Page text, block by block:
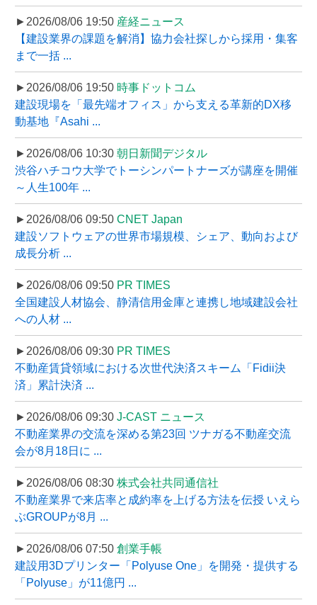
►2026/08/06 19:50 産経ニュース
【建設業界の課題を解消】協力会社探しから採用・集客
まで一括 ...
►2026/08/06 19:50 時事ドットコム
建設現場を「最先端オフィス」から支える革新的DX移
動基地『Asahi ...
►2026/08/06 10:30 朝日新聞デジタル
渋谷ハチコウ大学でトーシンパートナーズが講座を開催
～人生100年 ...
►2026/08/06 09:50 CNET Japan
建設ソフトウェアの世界市場規模、シェア、動向および
成長分析 ...
►2026/08/06 09:50 PR TIMES
全国建設人材協会、静清信用金庫と連携し地域建設会社
への人材 ...
►2026/08/06 09:30 PR TIMES
不動産賃貸領域における次世代決済スキーム「Fidii決
済」累計決済 ...
►2026/08/06 09:30 J-CAST ニュース
不動産業界の交流を深める第23回 ツナガる不動産交流
会が8月18日に ...
►2026/08/06 08:30 株式会社共同通信社
不動産業界で来店率と成約率を上げる方法を伝授 いえら
ぶGROUPが8月 ...
►2026/08/06 07:50 創業手帳
建設用3Dプリンター「Polyuse One」を開発・提供する
「Polyuse」が11億円 ...